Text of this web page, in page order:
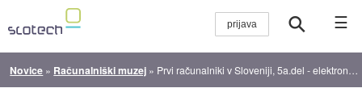
☰
Novice » Računalniški muzej » Prvi računalniki v Sloveniji, 5a.del - elektronski računalniki v gospodarstvu